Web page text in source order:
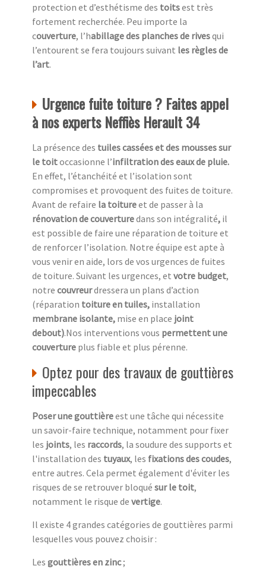
protection et d’esthétisme des toitsest très
fortement recherchée. Peu importe la
couverture, l’habillage des planches de rivesqui
l’entourent se fera toujours suivant les règles de
l’art.
Urgence fuite toiture ? Faites appel
à nos experts Neffiès Herault 34
La présence des tuiles cassées et des mousses sur
le toitoccasionne l’infiltration des eaux de pluie.
En effet, l’étanchéité et l’isolation sont
compromises et provoquent des fuites de toiture.
Avant de refaire la toitureet de passer à la
rénovation de couverturedans son intégralité, il
est possible de faire une réparation de toiture et
de renforcer l’isolation. Notre équipe est apte à
vous venir en aide, lors de vos urgences de fuites
de toiture. Suivant les urgences, et votre budget,
notre couvreurdressera un plans d’action
(réparation toiture en tuiles, installation
membrane isolante, mise en place joint
debout).Nos interventions vous permettent une
couverture plus fiable et plus pérenne.
Optez pour des travaux de gouttières
impeccables
Poser une gouttièreest une tâche qui nécessite
un savoir-faire technique, notamment pour fixer
les joints, les raccords, la soudure des supports et
l'installation des tuyaux, les fixations des coudes,
entre autres. Cela permet également d'éviter les
risques de se retrouver bloqué sur le toit,
notamment le risque de vertige.
Il existe 4 grandes catégories de gouttières parmi
lesquelles vous pouvez choisir :
Les gouttières en zinc;